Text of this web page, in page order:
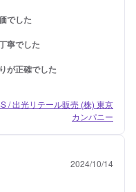
でした
寧でした
が正確でした
/ 出光リテール販売 (株) 東京
カンパニー
2024/10/14